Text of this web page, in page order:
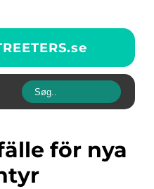
se